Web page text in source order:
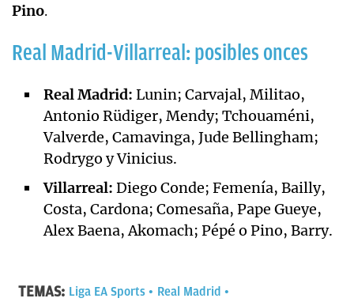
Pino.
Real Madrid-Villarreal: posibles onces
Real Madrid: Lunin; Carvajal, Militao,
Antonio Rüdiger, Mendy; Tchouaméni,
Valverde, Camavinga, Jude Bellingham;
Rodrygo y Vinicius.
Villarreal: Diego Conde; Femenía, Bailly,
Costa, Cardona; Comesaña, Pape Gueye,
Alex Baena, Akomach; Pépé o Pino, Barry.
TEMAS: Liga EA Sports
Real Madrid